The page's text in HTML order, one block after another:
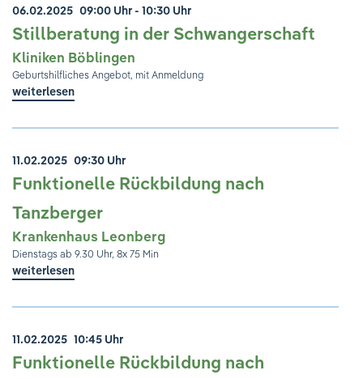
06.02.2025 09:00 Uhr - 10:30 Uhr
Stillberatung in der Schwangerschaft
Kliniken Böblingen
Geburtshilfliches Angebot, mit Anmeldung
weiterlesen
11.02.2025 09:30 Uhr
Funktionelle Rückbildung nach
Tanzberger
Krankenhaus Leonberg
Dienstags ab 9.30 Uhr, 8x 75 Min
weiterlesen
11.02.2025 10:45 Uhr
Funktionelle Rückbildung nach